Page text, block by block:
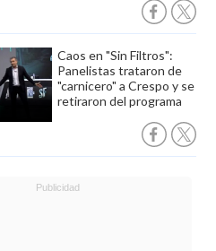
Caos en "Sin Filtros":
Panelistas trataron de
"carnicero" a Crespo y se
retiraron del programa